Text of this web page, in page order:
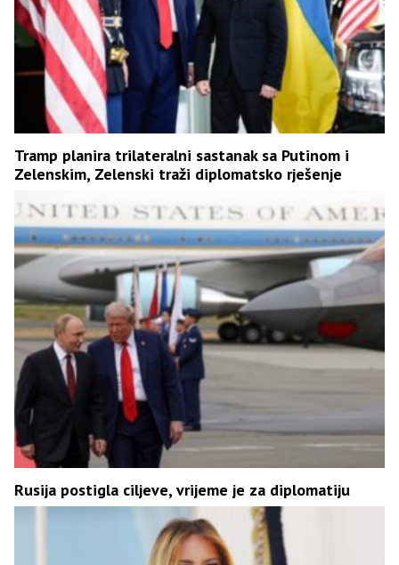
Tramp planira trilateralni sastanak sa Putinom i
Zelenskim, Zelenski traži diplomatsko rješenje
Rusija postigla ciljeve, vrijeme je za diplomatiju